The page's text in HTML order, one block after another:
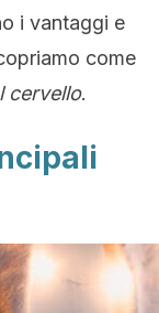
i vantaggi e
come
cervello.